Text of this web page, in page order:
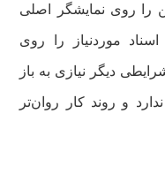
را روی نمایشگر اصلی
موردنیاز را روی
دیگر نیازی به باز
و روند کار روان‌تر